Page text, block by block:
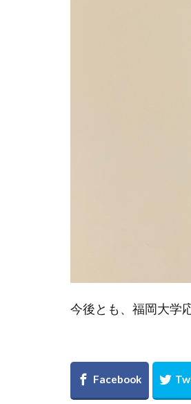
今後とも、福岡大学